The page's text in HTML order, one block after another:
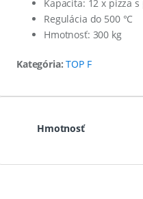
Kapacita: 12 x pizza
Regulácia do 500 °C
Hmotnosť: 300 kg
Kategória:TOP F
Hmotnosť